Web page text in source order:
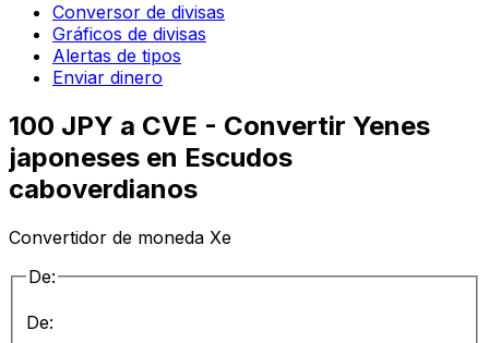
Conversor de divisas
Gráficos de divisas
Alertas de tipos
Enviar dinero
100 JPY a CVE - Convertir Yenes
japoneses en Escudos
caboverdianos
Convertidor de moneda Xe
De:
De: